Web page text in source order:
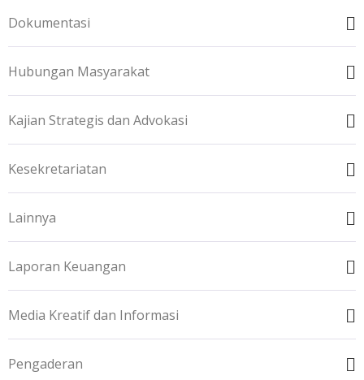
Dokumentasi
Hubungan Masyarakat
Kajian Strategis dan Advokasi
Kesekretariatan
Lainnya
Laporan Keuangan
Media Kreatif dan Informasi
Pengaderan